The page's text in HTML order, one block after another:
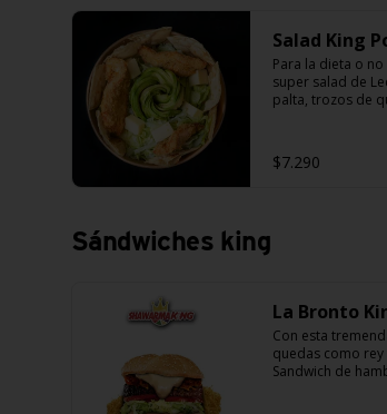
Salad King
Para la dieta o
super salad de
palta, trozos de
$7.290
Sándwiches king
La Bronto
Con esta
quedas como
Sandwich de